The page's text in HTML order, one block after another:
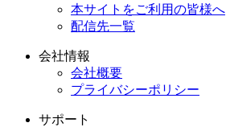
本サイトをご利用の皆様へ
配信先一覧
会社情報
会社概要
プライバシーポリシー
サポート